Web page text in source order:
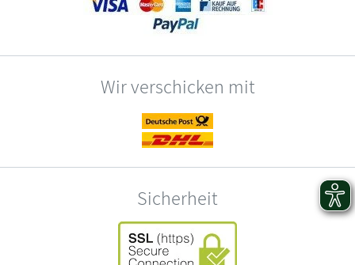
Wir verschicken mit
Sicherheit